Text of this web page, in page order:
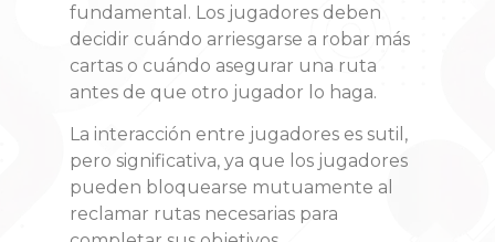
fundamental . Los jugadores deben
decidir cuándo arriesgarse a robar más
cartas o cuándo asegurar una ruta
antes de que otro jugador lo haga.
La interacción entre jugadores es sutil,
pero significativa, ya que los jugadores
pueden bloquearse mutuamente al
reclamar rutas necesarias para